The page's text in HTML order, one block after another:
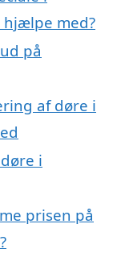
hjælpe med?
på
af døre i
i
prisen på